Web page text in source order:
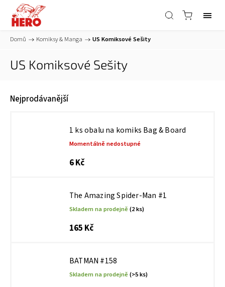
Domů / Komiksy & Manga / US Komiksové Sešity
US Komiksové Sešity
Nejprodávanější
1 ks obalu na komiks Bag & Board
Momentálně nedostupné
6 Kč
The Amazing Spider-Man #1
Skladem na prodejně(2 ks)
165 Kč
BATMAN #158
Skladem na prodejně(>5 ks)